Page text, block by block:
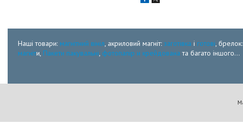
Наші товари: магнітний вініл, акриловий магніт: заготівка і готові, брелок:
магніти, Пакети пакувальні, фотопапір и крейдована та багато іншого...